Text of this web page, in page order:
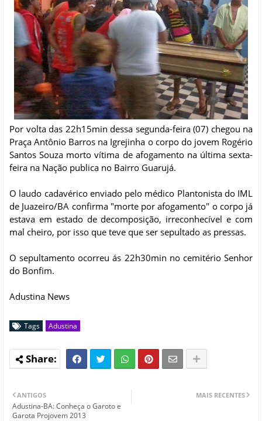
Por volta das 22h15min dessa segunda-feira (07) chegou na
Praça Antônio Barros na Igrejinha o corpo do jovem Rogério
Santos Souza morto vítima de afogamento na última sexta-
feira na Nação publica no Bairro Guarujá.
O laudo cadavérico enviado pelo médico Plantonista do IML
de Juazeiro/BA confirma "morte por afogamento" o corpo já
estava em estado de decomposição, irreconhecível e com
mal cheiro, por isso que teve que ser sepultado as pressas.
O sepultamento ocorreu ás 22h30min no cemitério Senhor
do Bonfim.
Adustina News
Tags Adustina
MAIS RECENTES
ANTIGOS
Adustina-BA: Conheça o Garoto e
Garota Projovem 2013